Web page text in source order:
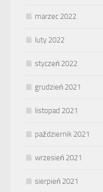
marzec 2022
luty 2022
styczeń 2022
grudzień 2021
listopad 2021
październik 2021
wrzesień 2021
sierpień 2021